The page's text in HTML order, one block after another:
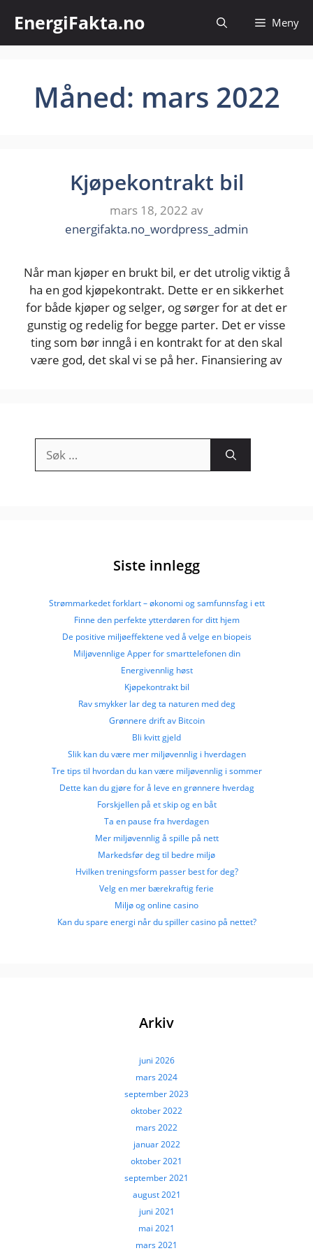
innhold
EnergiFakta.no Meny
Måned: mars 2022
Kjøpekontrakt bil
mars 18, 2022 av
energifakta.no_wordpress_admin
Når man kjøper en brukt bil, er det utrolig viktig å
ha en god kjøpekontrakt. Dette er en sikkerhet
for både kjøper og selger, og sørger for at det er
gunstig og redelig for begge parter. Det er visse
ting som bør inngå i en kontrakt for at den skal
være god, det skal vi se på her. Finansiering av
etter:
Siste innlegg
Strømmarkedet forklart – økonomi og samfunnsfag i ett
Finne den perfekte ytterdøren for ditt hjem
De positive miljøeffektene ved å velge en biopeis
Miljøvennlige Apper for smarttelefonen din
Energivennlig høst
Kjøpekontrakt bil
Rav smykker lar deg ta naturen med deg
Grønnere drift av Bitcoin
Bli kvitt gjeld
Slik kan du være mer miljøvennlig i hverdagen
Tre tips til hvordan du kan være miljøvennlig i sommer
Dette kan du gjøre for å leve en grønnere hverdag
Forskjellen på et skip og en båt
Ta en pause fra hverdagen
Mer miljøvennlig å spille på nett
Markedsfør deg til bedre miljø
Hvilken treningsform passer best for deg?
Velg en mer bærekraftig ferie
Miljø og online casino
Kan du spare energi når du spiller casino på nettet?
Arkiv
juni 2026
mars 2024
september 2023
oktober 2022
mars 2022
januar 2022
oktober 2021
september 2021
august 2021
juni 2021
mai 2021
mars 2021